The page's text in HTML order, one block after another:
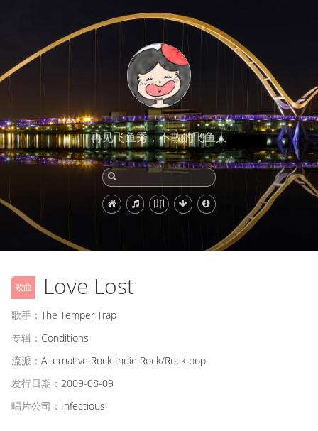
再见飞鱼秀，不散的飞鱼人
歌曲 Love Lost
歌手： The Temper Trap
专辑： Conditions
流派： Alternative Rock Indie Rock/Rock pop
发行日期： 2009-08-09
唱片公司： Infectious